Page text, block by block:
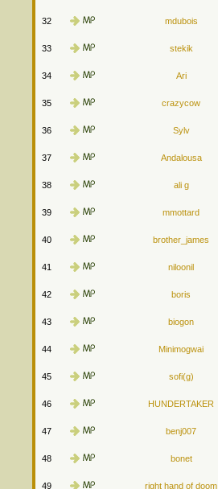
32 mdubois
33 stekik
34 Ari
35 crazycow
36 Sylv
37 Andalousa
38 ali g
39 mmottard
40 brother_james
41 niloonil
42 boris
43 biogon
44 Minimogwai
45 sofi(g)
46 HUNDERTAKER
47 benj007
48 bonet
49 right hand of doom